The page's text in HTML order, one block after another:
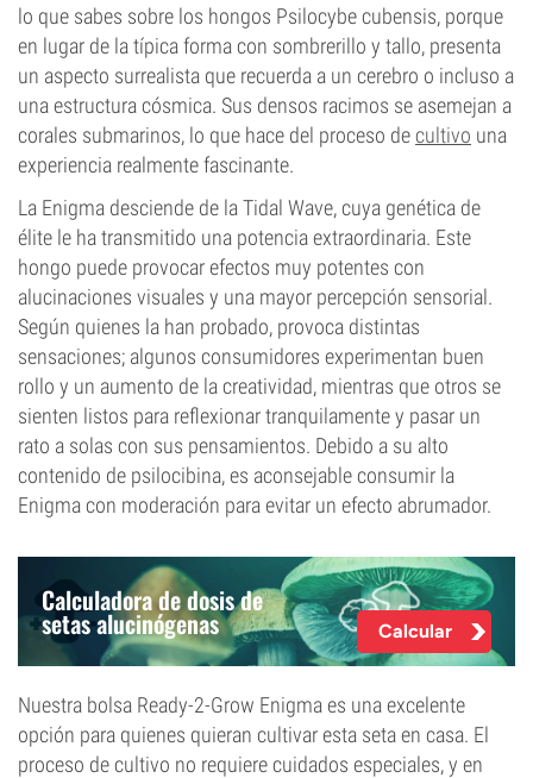
lo que sabes sobre los hongos Psilocybe cubensis, porque
en lugar de la típica forma con sombrerillo y tallo, presenta
un aspecto surrealista que recuerda a un cerebro o incluso a
una estructura cósmica. Sus densos racimos se asemejan a
corales submarinos, lo que hace del proceso decultivo una
experiencia realmente fascinante.
La Enigma desciende de la Tidal Wave, cuya genética de
élite le ha transmitido una potencia extraordinaria. Este
hongo puede provocar efectos muy potentes con
alucinaciones visuales y una mayor percepción sensorial.
Según quienes la han probado, provoca distintas
sensaciones; algunos consumidores experimentan buen
rollo y un aumento de la creatividad, mientras que otros se
sienten listos para reflexionar tranquilamente y pasar un
rato a solas con sus pensamientos. Debido a su alto
contenido de psilocibina, es aconsejable consumir la
Enigma con moderación para evitar un efecto abrumador.
Calculadora de dosis de
setas alucinógenas Calcular
Nuestra bolsa Ready-2-Grow Enigma es una excelente
opción para quienes quieran cultivar esta seta en casa. El
proceso de cultivo no requiere cuidados especiales, y en